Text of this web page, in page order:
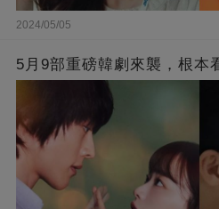
2024/05/05
5月9部重磅韓劇來襲，根本